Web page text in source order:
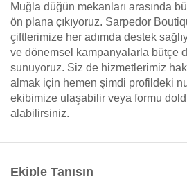
Muğla düğün mekanları arasında
ön plana çıkıyoruz. Sarpedor
çiftlerimize her adımda destek
ve dönemsel kampanyalarla bütçe
sunuyoruz. Siz de hizmetlerimiz
almak için hemen şimdi profildeki
ekibimize ulaşabilir veya formu
alabilirsiniz.
Ekiple Tanışın